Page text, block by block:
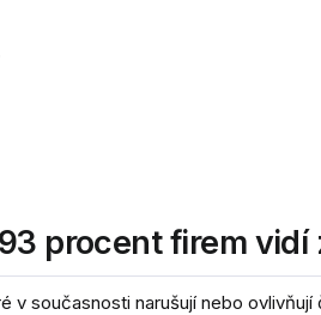
procent firem
v současnosti narušují nebo ovlivňují